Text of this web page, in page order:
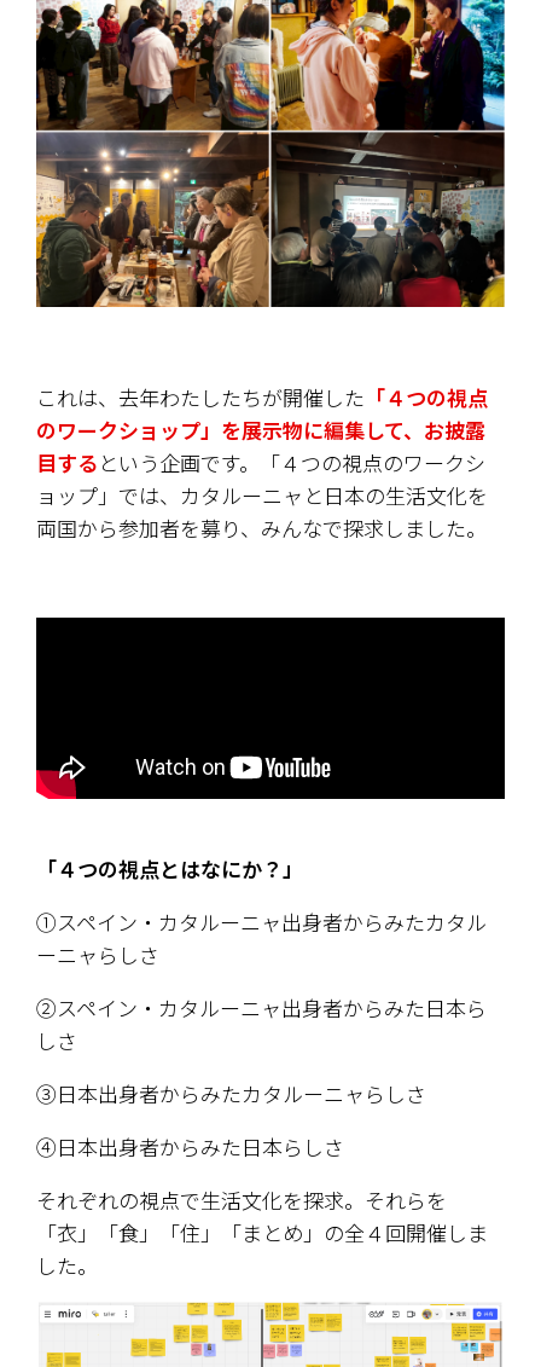
これは、去年わたしたちが開催した 「４つの視点
のワークショップ」を展示物に編集して、お披露
目する という企画です。「４つの視点のワークシ
ョップ」では、カタルーニャと日本の生活文化を
両国から参加者を募り、みんなで探求しました。
「４つの視点とはなにか？」
①スペイン・カタルーニャ出身者からみたカタル
ーニャらしさ
②スペイン・カタルーニャ出身者からみた日本ら
しさ
③日本出身者からみたカタルーニャらしさ
④日本出身者からみた日本らしさ
それぞれの視点で生活文化を探求。それらを
「衣」「食」「住」「まとめ」の全４回開催しま
した。